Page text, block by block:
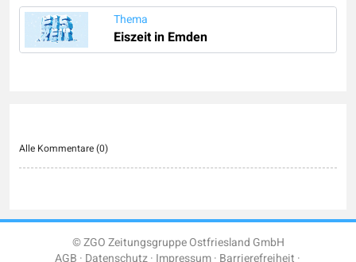
Thema
Eiszeit in Emden
Alle Kommentare (0)
© ZGO Zeitungsgruppe Ostfriesland GmbH
AGB Datenschutz Impressum Barrierefreiheit